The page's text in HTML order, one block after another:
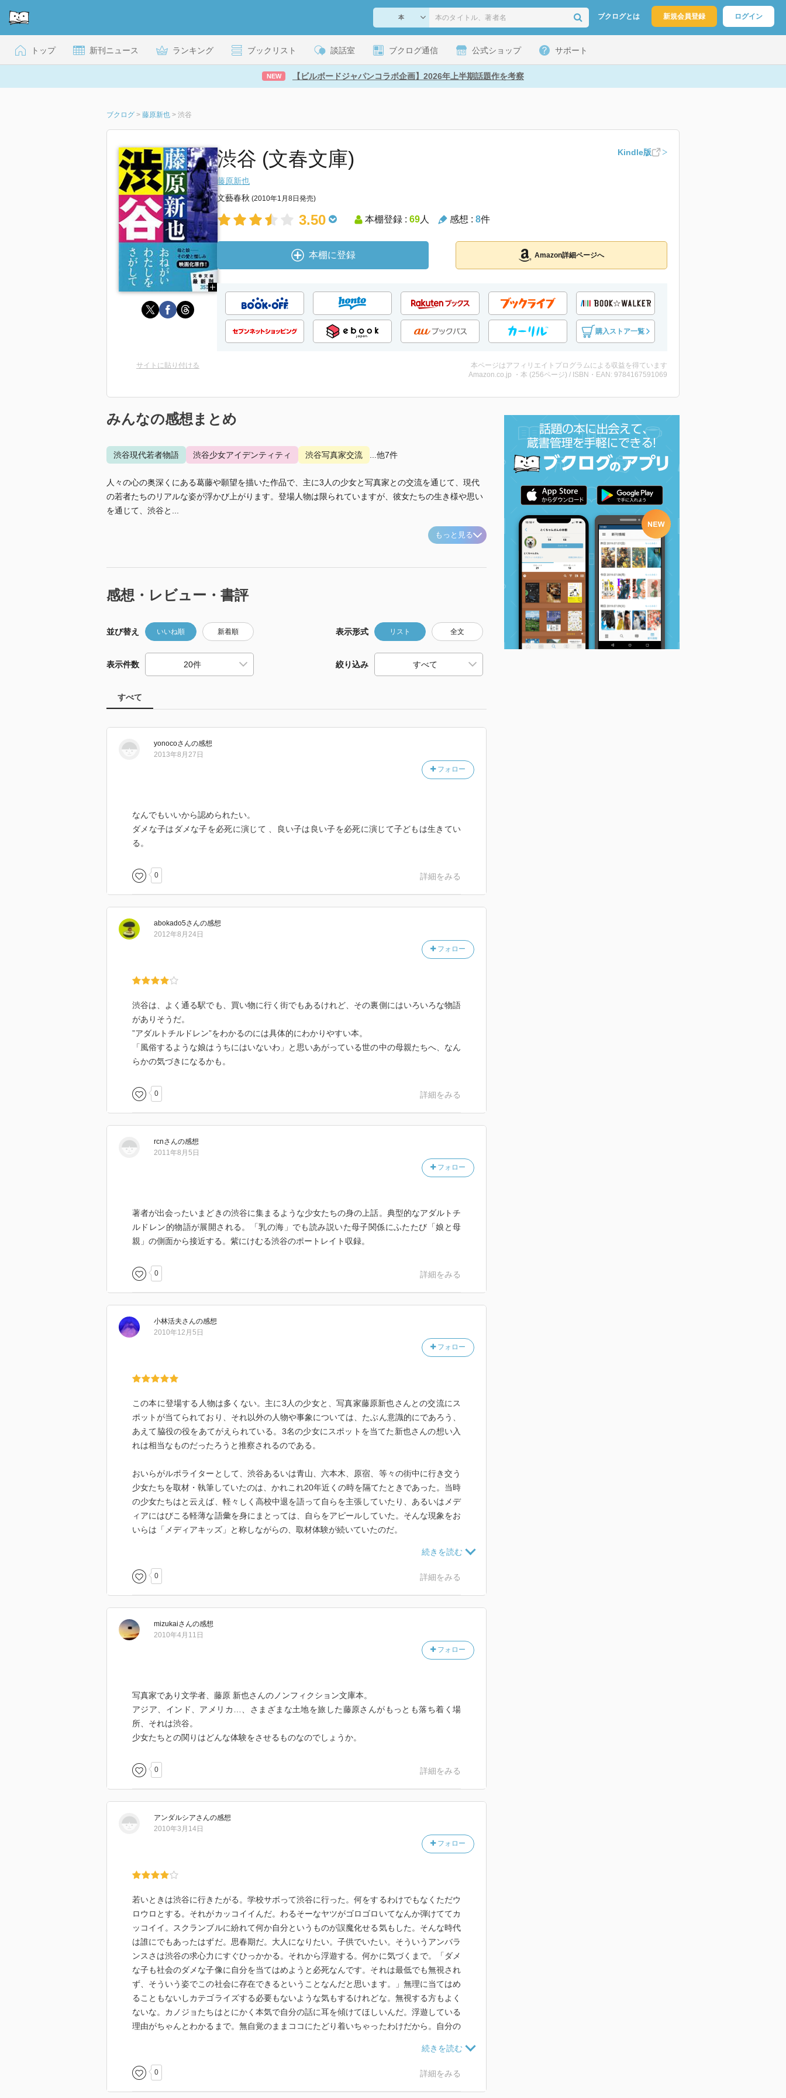
ブクログとは 新規会員登録 ログイン
トップ 新刊ニュース ランキング ブックリスト 談話室 ブクログ通信 公式ショップ サポート
NEW 【ビルボードジャパンコラボ企画】2026年上半期話題作を考察
ブクログ > 藤原新也 > 渋谷
渋谷 (文春文庫) Kindle版
藤原新也
文藝春秋 (2010年1月8日発売)
3.50 本棚登録 : 69人 感想 : 8件
本棚に登録 Amazon詳細ページへ
購入ストア一覧
サイトに貼り付ける
本ページはアフィリエイトプログラムによる収益を得ています
Amazon.co.jp ・本 (256ページ) / ISBN・EAN: 9784167591069
みんなの感想まとめ
渋谷現代若者物語 渋谷少女アイデンティティ 渋谷写真家交流 ...他7件
人々の心の奥深くにある葛藤や願望を描いた作品で、主に3人の少女と写真家との交流を通じて、現代
の若者たちのリアルな姿が浮かび上がります。登場人物は限られていますが、彼女たちの生き様や思い
を通じて、渋谷と...
もっと見る
感想・レビュー・書評
並び替え いいね順 新着順 表示形式 リスト 全文
表示件数 絞り込み
すべて
yonocoさんの感想
フォロー
2013年8月27日
なんでもいいから認められたい。
ダメな子はダメな子を必死に演じて 、良い子は良い子を必死に演じて子どもは生きてい
る。
0 詳細をみる
abokado5さんの感想
フォロー
2012年8月24日
渋谷は、よく通る駅でも、買い物に行く街でもあるけれど、その裏側にはいろいろな物語
がありそうだ。
”アダルトチルドレン”をわかるのには具体的にわかりやすい本。
「風俗するような娘はうちにはいないわ」と思いあがっている世の中の母親たちへ、なん
らかの気づきになるかも。
0 詳細をみる
rcnさんの感想
フォロー
2011年8月5日
著者が出会ったいまどきの渋谷に集まるような少女たちの身の上話。典型的なアダルトチ
ルドレン的物語が展開される。「乳の海」でも読み説いた母子関係にふたたび「娘と母
親」の側面から接近する。紫にけむる渋谷のポートレイト収録。
0 詳細をみる
小林活夫さんの感想
フォロー
2010年12月5日
この本に登場する人物は多くない。主に3人の少女と、写真家藤原新也さんとの交流にス
ポットが当てられており、それ以外の人物や事象については、たぶん意識的にであろう、
あえて脇役の役をあてがえられている。3名の少女にスポットを当てた新也さんの想い入
れは相当なものだったろうと推察されるのである。
おいらがルポライターとして、渋谷あるいは青山、六本木、原宿、等々の街中に行き交う
少女たちを取材・執筆していたのは、かれこれ20年近くの時を隔てたときであった。当時
の少女たちはと云えば、軽々しく高校中退を語って自らを主張していたり、あるいはメデ
ィアにはびこる軽薄な語彙を身にまとっては、自らをアピールしていた。そんな現象をお
いらは「メディアキッズ」と称しながらの、取材体験が続いていたのだ。
「高校生の崩壊」（双葉社）という１冊にまとめたそのドキュメントは、教育の現場にお
ける「崩壊」をテーマとしていた初めての書籍である。その嚆矢となるべき１冊であっ
た。良い意味での軽さ、織田作之助流のいわゆる軽佻浮薄さを、おいらは好意的に受け止
うやり取りを目にする度に、渋谷は大変な事態に突入しているであろうことを想うのであ
る。
0 詳細をみる
mizukaiさんの感想
フォロー
2010年4月11日
写真家であり文学者、藤原 新也さんのノンフィクション文庫本。
アジア、インド、アメリカ…、さまざまな土地を旅した藤原さんがもっとも落ち着く場
所、それは渋谷。
少女たちとの関りはどんな体験をさせるものなのでしょうか。
0 詳細をみる
アンダルシアさんの感想
フォロー
2010年3月14日
若いときは渋谷に行きたがる。学校サボって渋谷に行った。何をするわけでもなくただウ
ロウロとする。それがカッコイイんだ。わるそーなヤツがゴロゴロいてなんか弾けててカ
ッコイイ。スクランブルに紛れて何か自分というものが誤魔化せる気もした。そんな時代
は誰にでもあったはずだ。思春期だ。大人になりたい。子供でいたい。そういうアンバラ
ンスさは渋谷の求心力にすぐひっかかる。それから浮遊する。何かに気づくまで。「ダメ
な子も社会のダメな子像に自分を当てはめようと必死なんです。それは最低でも無視され
ず、そういう姿でこの社会に存在できるということなんだと思います。」無理に当てはめ
ることもないしカテゴライズする必要もないような気もするけれどな。無視する方もよく
ないな。カノジョたちはとにかく本気で自分の話に耳を傾けてほしいんだ。浮遊している
理由がちゃんとわかるまで。無自覚のままココにたどり着いちゃったわけだから。自分の
期も終わりにさしかかる頃ようやく気づくことで。それまで思春期っていうのは継続的に
浮遊しているんだ。わかりやすい一文があった。「格好やものの言い方が派手な子という
のは、割と底が割れている子多いんだよね。」
0 詳細をみる